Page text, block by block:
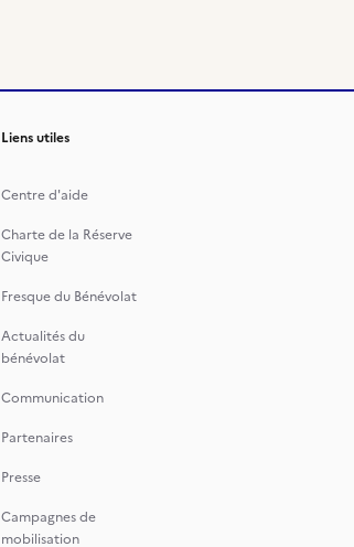
Liens utiles
Centre d'aide
Charte de la Réserve
Civique
Fresque du Bénévolat
Actualités du
bénévolat
Communication
Partenaires
Presse
Campagnes de
mobilisation